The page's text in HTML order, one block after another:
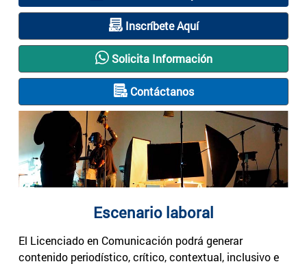
Inscríbete Aquí
Solicita Información
Contáctanos
Escenario laboral
El Licenciado en Comunicación podrá generar
contenido periodístico, crítico, contextual, inclusivo e